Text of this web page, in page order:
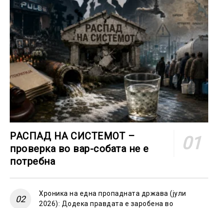
РАСПАД НА СИСТЕМОТ –
проверка во вар-собата не е
потребна
Хроника на една пропадната држава (јули
2026): Додека правдата е заробена во